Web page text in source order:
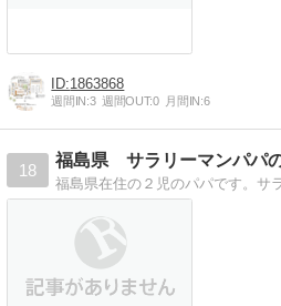
1863868
週間IN:3 週間OUT:0 月間IN:6
18